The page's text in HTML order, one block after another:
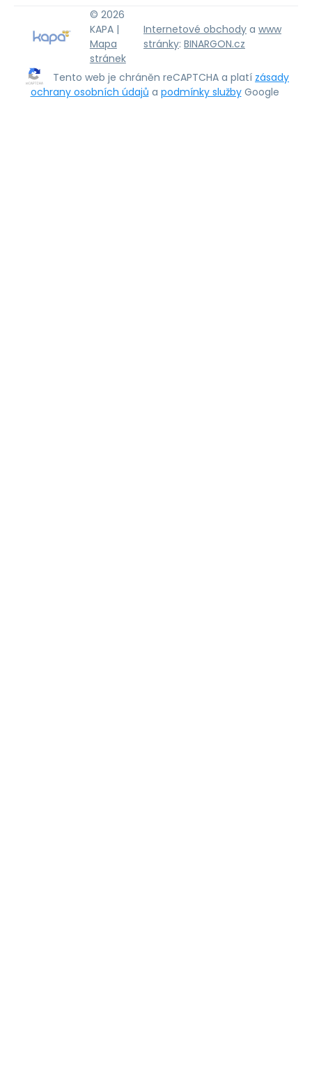
© 2026
KAPA |
Mapa
stránek
Internetové obchody a www
stránky: BINARGON.cz
Tento web je chráněn reCAPTCHA a platí zásady
ochrany osobních údajů a podmínky služby Google